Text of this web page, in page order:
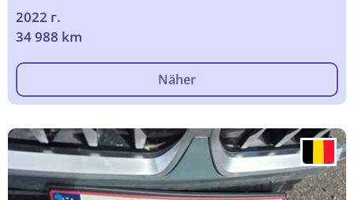
2022 г.
34 988 km
Näher